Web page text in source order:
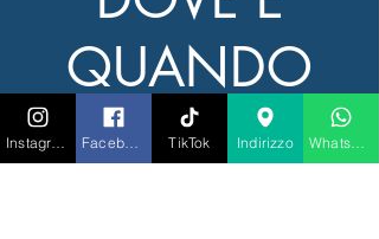
QUANDO
28 lug 2026, 22:00 – 29 lug 2026, 02:00
RIGATONI IBIZA, Marina Ibiza, 07800 Ibiza,
TikTok Indirizzo